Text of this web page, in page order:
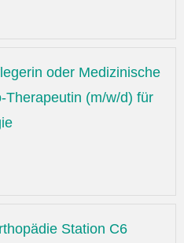
oder Medizinische
Therapeutin (m/w/d) für
Station C6